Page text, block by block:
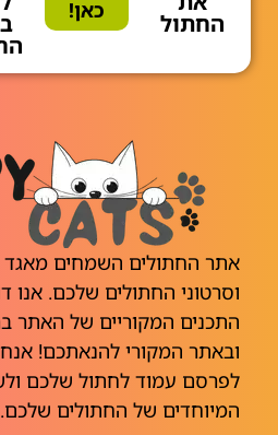
החתול כאן!
אתר החתולים השמחים מאגד
וסרטוני החתולים שלכם. אנו
התכנים המקוריים של האתר
ובאתר המקורי להנאתכם!
לפרסם עמוד לחתול שלכם
המיוחדים של החתולים שלכם.